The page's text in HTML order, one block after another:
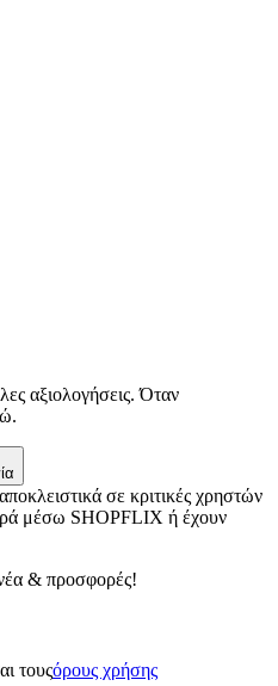
αξιολογήσεις. Όταν
σε κριτικές χρηστών
μέσω SHOPFLIX ή έχουν
& προσφορές!
τουςόρους χρήσης